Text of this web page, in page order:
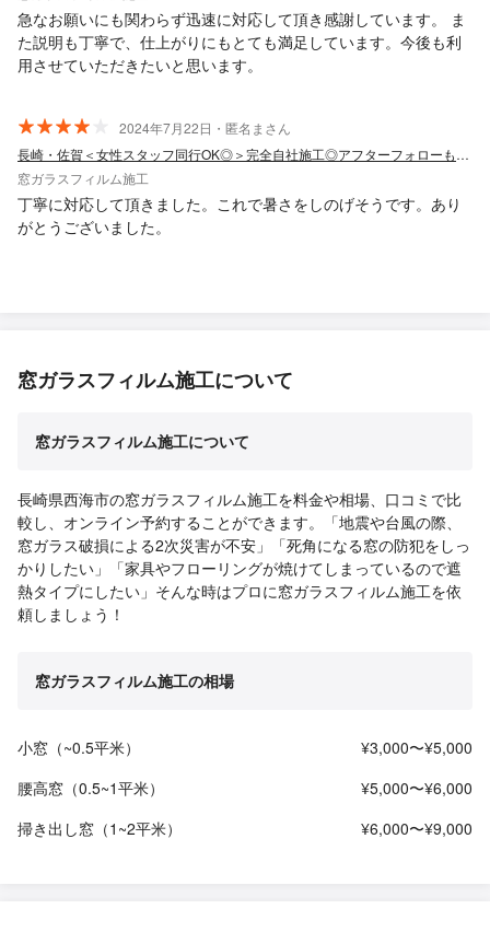
急なお願いにも関わらず迅速に対応して頂き感謝しています。 ま
た説明も丁寧で、仕上がりにもとても満足しています。今後も利
用させていただきたいと思います。
2024年7月22日・匿名まさん
長崎・佐賀＜女性スタッフ同行OK◎＞完全自社施工◎アフターフォローも万全です！
窓ガラスフィルム施工
丁寧に対応して頂きました。これで暑さをしのげそうです。あり
がとうございました。
窓ガラスフィルム施工について
窓ガラスフィルム施工について
長崎県西海市の窓ガラスフィルム施工を料金や相場、口コミで比
較し、オンライン予約することができます。「地震や台風の際、
窓ガラス破損による2次災害が不安」「死角になる窓の防犯をしっ
かりしたい」「家具やフローリングが焼けてしまっているので遮
熱タイプにしたい」そんな時はプロに窓ガラスフィルム施工を依
頼しましょう！
窓ガラスフィルム施工の相場
小窓（~0.5平米）
¥3,000〜¥5,000
腰高窓（0.5~1平米）
¥5,000〜¥6,000
掃き出し窓（1~2平米）
¥6,000〜¥9,000